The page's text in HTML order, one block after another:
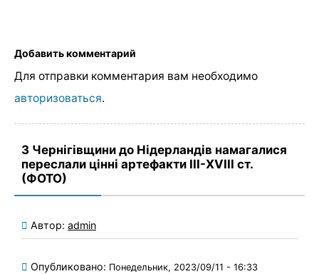
Добавить комментарий
Для отправки комментария вам необходимо
авторизоваться.
З Чернігівщини до Нідерландів намагалися
переслали цінні артефакти ІІІ-XVIII ст.
(ФОТО)
Автор: admin
Опубликовано: Понедельник, 2023/09/11 - 16:33